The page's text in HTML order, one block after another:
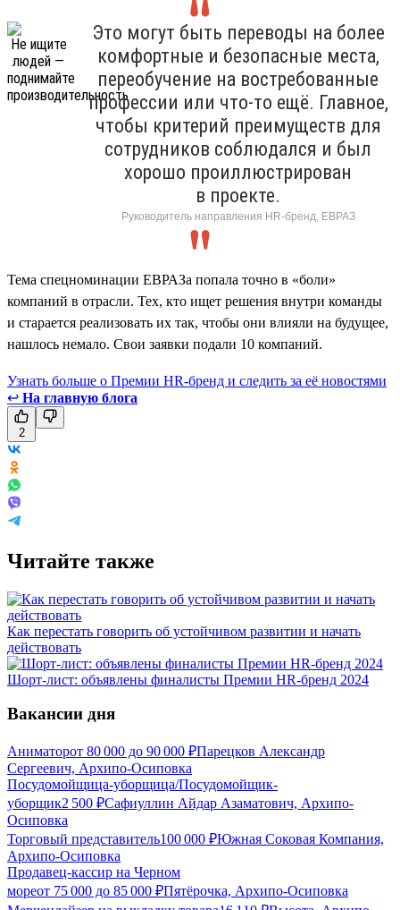
Это могут быть переводы на более
комфортные и безопасные места,
переобучение на востребованные
профессии или что-то ещё. Главное,
чтобы критерий преимуществ для
сотрудников соблюдался и был
хорошо проиллюстрирован
в проекте.
Руководитель направления HR-бренд, ЕВРАЗ
Тема спецноминации ЕВРАЗа попала точно в «боли»
компаний в отрасли. Тех, кто ищет решения внутри команды
и старается реализовать их так, чтобы они влияли на будущее,
нашлось немало. Свои заявки подали 10 компаний.
Узнать больше о Премии HR-бренд и следить за её новостями
↩ На главную блога
2
Читайте также
Как перестать говорить об устойчивом развитии и начать
действовать
Шорт-лист: объявлены финалисты Премии HR-бренд 2024
Вакансии дня
Аниматорот 80 000 до 90 000 ₽Парецков Александр
Сергеевич, Архипо-Осиповка
Посудомойщица-уборщица/Посудомойщик-
уборщик2 500 ₽Сафиуллин Айдар Азаматович, Архипо-
Осиповка
Торговый представитель100 000 ₽Южная Соковая Компания,
Архипо-Осиповка
Продавец-кассир на Черном
мореот 75 000 до 85 000 ₽Пятёрочка, Архипо-Осиповка